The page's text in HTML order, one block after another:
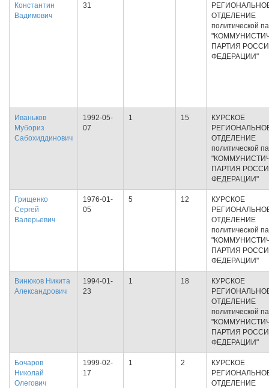
Константин
Вадимович
31
ОТДЕЛЕНИЕ
политической
ПАРТИЯ
ФЕДЕРАЦИИ"
Иваньков
Мубориз
Сабохиддинович
1992-05-
07
1 15
КУРСКОЕ
ОТДЕЛЕНИЕ
политической
ПАРТИЯ
ФЕДЕРАЦИИ"
Грищенко
Сергей
Валерьевич
1976-01-
05
5 12
КУРСКОЕ
ОТДЕЛЕНИЕ
политической
ПАРТИЯ
ФЕДЕРАЦИИ"
Винюков Никита
Александрович
1994-01-
23
1 18
КУРСКОЕ
ОТДЕЛЕНИЕ
политической
ПАРТИЯ
ФЕДЕРАЦИИ"
Бочаров
Николай
Олегович
1999-02-
17
1 2
КУРСКОЕ
ОТДЕЛЕНИЕ